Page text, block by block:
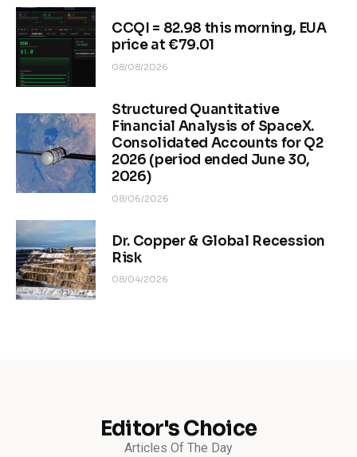
CCQI = 82.98 this morning, EUA
price at €79.01
08/08/2026
Structured Quantitative
Financial Analysis of SpaceX.
Consolidated Accounts for Q2
2026 (period ended June 30,
2026)
08/06/2026
Dr. Copper & Global Recession
Risk
08/04/2026
Editor's Choice
Articles Of The Day